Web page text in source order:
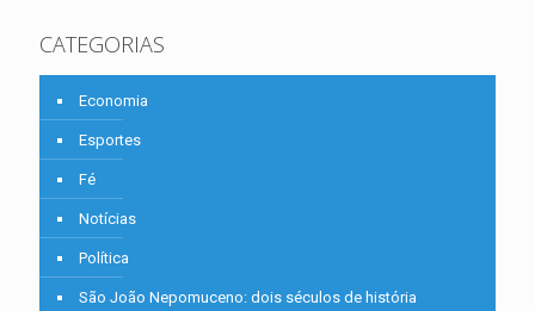
CATEGORIAS
Economia
Esportes
Fé
Notícias
Política
São João Nepomuceno: dois séculos de história